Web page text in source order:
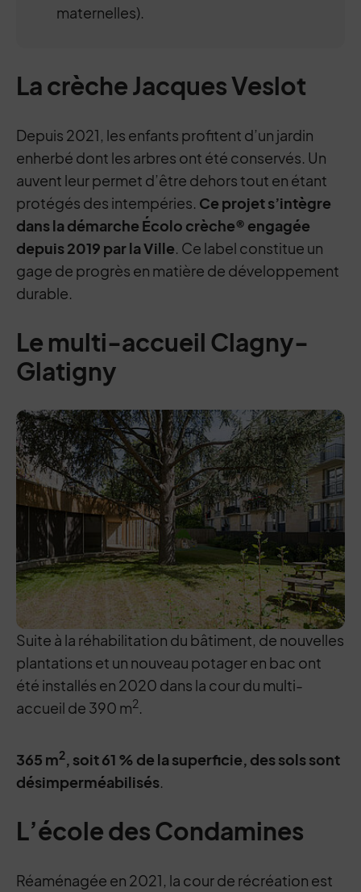
maternelles).
La crèche Jacques Veslot
Depuis 2021, les enfants profitent d’un jardin
enherbé dont les arbres ont été conservés. Un
auvent leur permet d’être dehors tout en étant
protégés des intempéries. Ce projet s’intègre
dans la démarche Écolo crèche® engagée
depuis 2019 par la Ville. Ce label constitue un
gage de progrès en matière de développement
durable.
Le multi-accueil Clagny-
Glatigny
Suite à la réhabilitation du bâtiment, de nouvelles
plantations et un nouveau potager en bac ont
été installés en 2020 dans la cour du multi-
accueil de 390 m2.
365 m2, soit 61 % de la superficie, des sols sont
désimperméabilisés.
L’école des Condamines
Réaménagée en 2021, la cour de récréation est